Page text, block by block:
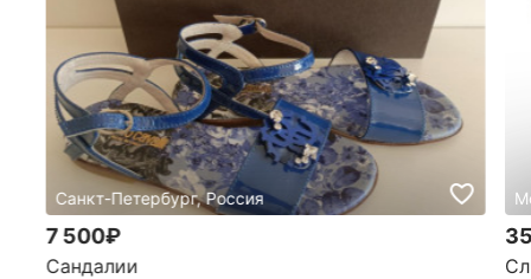
Санкт-Петербург, Россия
7 500₽
Сандалии